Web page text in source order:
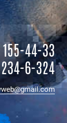
44-33
6-324